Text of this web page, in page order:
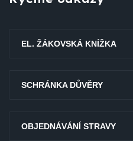
EL. ŽÁKOVSKÁ KNÍŽKA
SCHRÁNKA DŮVĚRY
OBJEDNÁVÁNÍ STRAVY